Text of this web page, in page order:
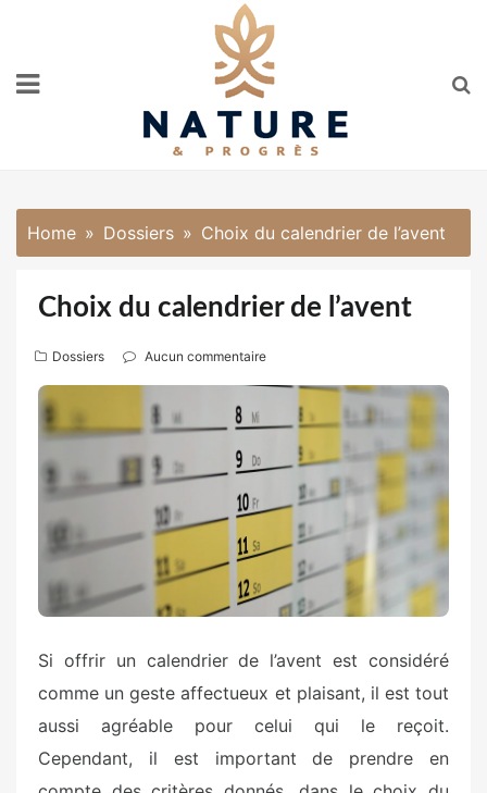
Home Dossiers Choix du calendrier de l’avent
Choix du calendrier de l’avent
Dossiers Aucun commentaire
Si offrir un calendrier de l’avent est considéré
comme un geste affectueux et plaisant, il est tout
aussi agréable pour celui qui le reçoit.
Cependant, il est important de prendre en